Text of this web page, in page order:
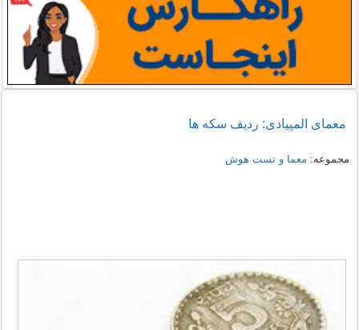
معمای المپیادی: ردیف سکه ها
مجموعه: معما و تست هوش